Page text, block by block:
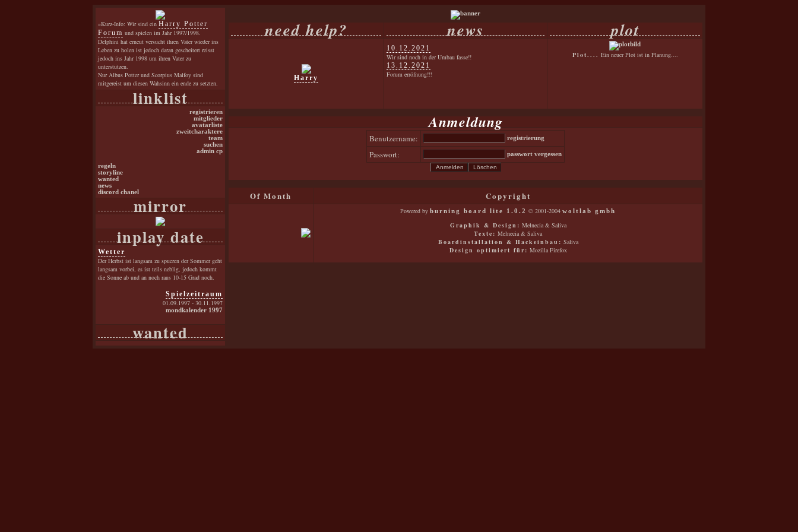
»Kurz-Info: Wir sind ein Harry Potter
Forum und spielen im Jahr 1997/1998.
Delphini hat erneut versucht ihren Vater wieder ins
Leben zu holen ist jedoch daran gescheitert reisst
jedoch ins Jahr 1998 um ihren Vater zu
unterstützen.
Nur Albus Potter und Scorpius Malfoy sind
mitgereist um diesen Wahsinn ein ende zu setzten.
linklist
registrieren
mitglieder
avatarliste
zweitcharaktere
team
suchen
admin cp
regeln
storyline
wanted
news
discord chanel
mirror
inplay date
Wetter
Der Herbst ist langsam zu spueren der Sommer geht
langsam vorbei, es ist teils neblig, jedoch kommt
die Sonne ab und an noch raus 10-15 Grad noch.
Spielzeitraum
01.09.1997 - 30.11.1997
mondkalender 1997
wanted
need help? news plot
Harry
10.12.2021
Wir sind noch in der Umbau fasse!!
13.12.2021
Forum erröfnung!!!
Plot.... Ein neuer Plot ist in Planung....
Anmeldung
Benutzername: registrierung
Passwort: passwort vergessen
Of Month Copyright
Powered by burning board lite 1.0.2 © 2001-2004 woltlab gmbh
Graphik & Design: Melnecia & Saliva
Texte: Melnecia & Saliva
Boardinstallation & Hackeinbau: Saliva
Design optimiert für: Mozilla Firefox